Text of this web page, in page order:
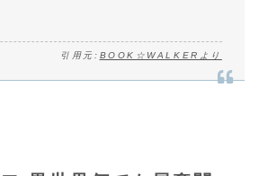
引用元: BOOK☆WALKERより